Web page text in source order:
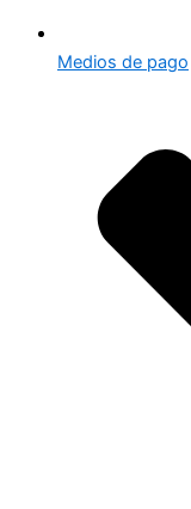
Medios de pago